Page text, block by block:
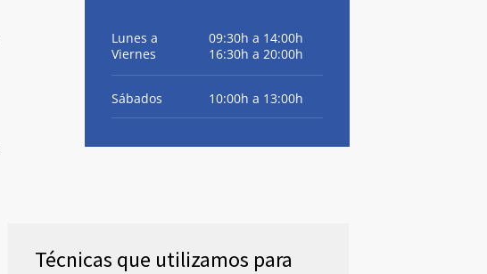
Lunes a
Viernes
09:30h a 14:00h
16:30h a 20:00h
Sábados 10:00h a 13:00h
Técnicas que utilizamos para